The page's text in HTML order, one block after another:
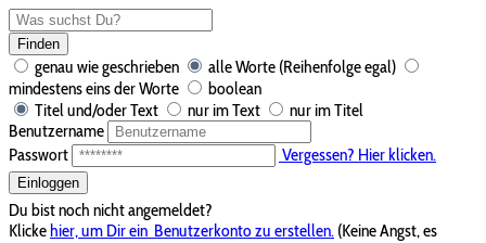
Finden
genau wie geschrieben
alle Worte (Reihenfolge egal)
mindestens eins der Worte
boolean
Titel und/oder Text
nur im Text
nur im Titel
Benutzername
Passwort
Vergessen? Hier klicken.
Einloggen
Du bist noch nicht angemeldet?
Klickehier, um Dir ein Benutzerkonto zu erstellen. (Keine Angst, es